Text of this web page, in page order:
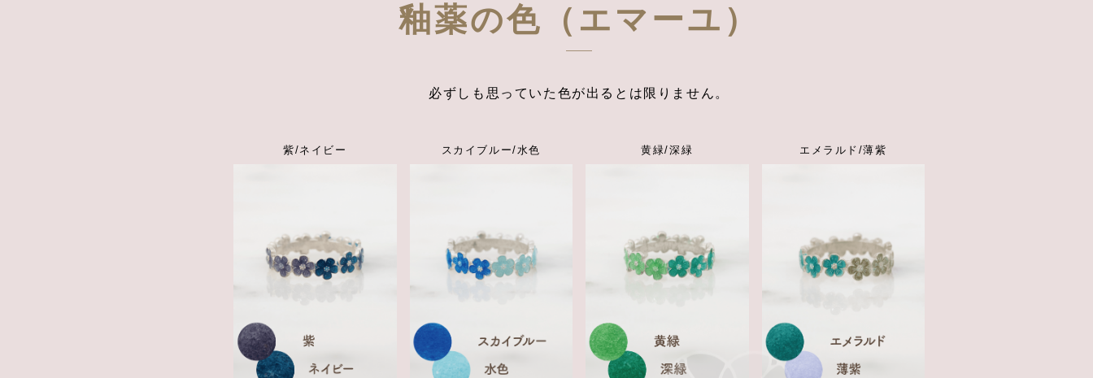
釉薬の色（エマーユ）
必ずしも思っていた色が出るとは限りません。
紫/ネイビー スカイブルー/水色 黄緑/深緑 エメラルド/薄紫